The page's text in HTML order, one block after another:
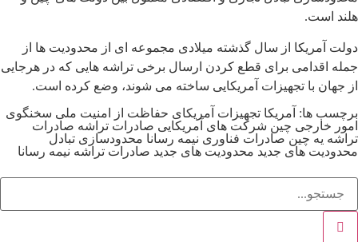
هلند است.
دولت آمریکا از سال گذشته میلادی مجموعه ای از محدودیت ها از
جمله اقدامی برای قطع کردن ارسال برخی تراشه هایی که در هرجایی
از جهان با تجهیزات آمریکایی ساخته می شوند، وضع کرده است.
برچسب ها: آمریکا تجهیزات آمریکای حفاظت از امنیت ملی سخنگوی
امور خارجی چین شرکت های آمریکایی صادرات تراشه صادرات
تراشه یه چین صادرات فناوری نیمه رسانا محدودسازی تبادل
محدودیت های جدید محدودیت های جدید صادرات تراشه نیمه رسانا